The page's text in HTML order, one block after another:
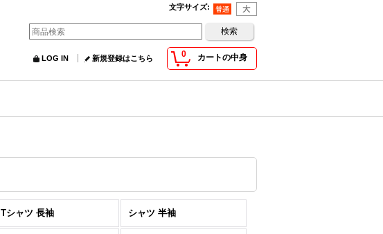
文字サイズ:
0 カートの中身
LOG IN 新規登録はこちら
Tシャツ 長袖 シャツ 半袖